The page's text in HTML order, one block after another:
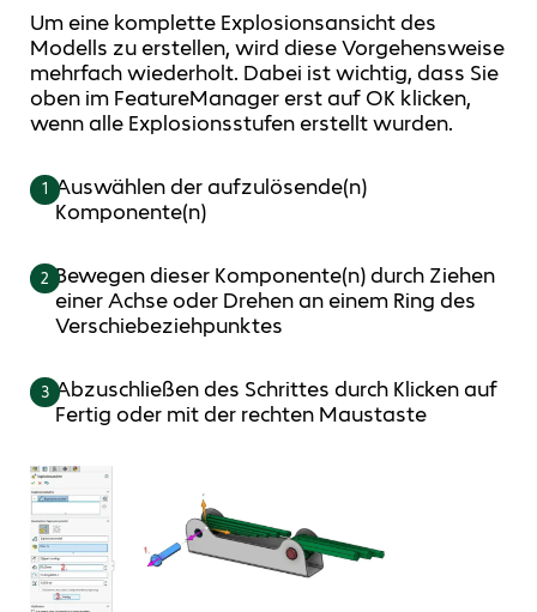
Um eine komplette Explosionsansicht des
Modells zu erstellen, wird diese Vorgehensweise
mehrfach wiederholt. Dabei ist wichtig, dass Sie
oben im FeatureManager erst auf OK klicken,
wenn alle Explosionsstufen erstellt wurden.
1 Auswählen der aufzulösende(n)
Komponente(n)
2 Bewegen dieser Komponente(n) durch Ziehen
einer Achse oder Drehen an einem Ring des
Verschiebeziehpunktes
3 Abzuschließen des Schrittes durch Klicken auf
Fertig oder mit der rechten Maustaste